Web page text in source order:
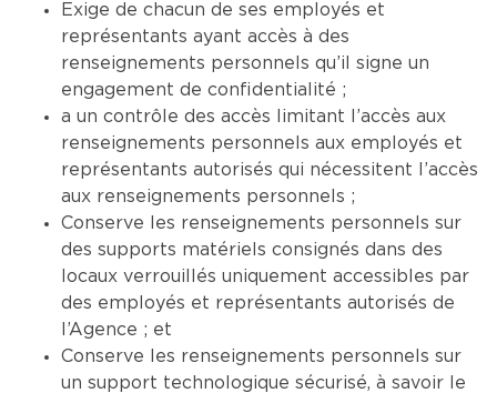
Exige de chacun de ses employés et
représentants ayant accès à des
renseignements personnels qu’il signe un
engagement de confidentialité ;
a un contrôle des accès limitant l’accès aux
renseignements personnels aux employés et
représentants autorisés qui nécessitent l’accès
aux renseignements personnels ;
Conserve les renseignements personnels sur
des supports matériels consignés dans des
locaux verrouillés uniquement accessibles par
des employés et représentants autorisés de
l’Agence ; et
Conserve les renseignements personnels sur
un support technologique sécurisé, à savoir le